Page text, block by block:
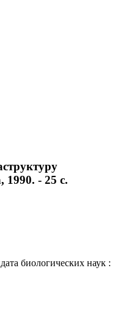
- 25 с.
биологических наук :